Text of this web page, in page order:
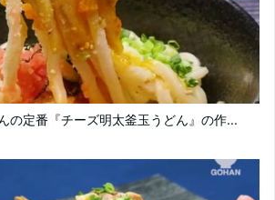
の定番『チーズ明太釜玉うどん』の作...